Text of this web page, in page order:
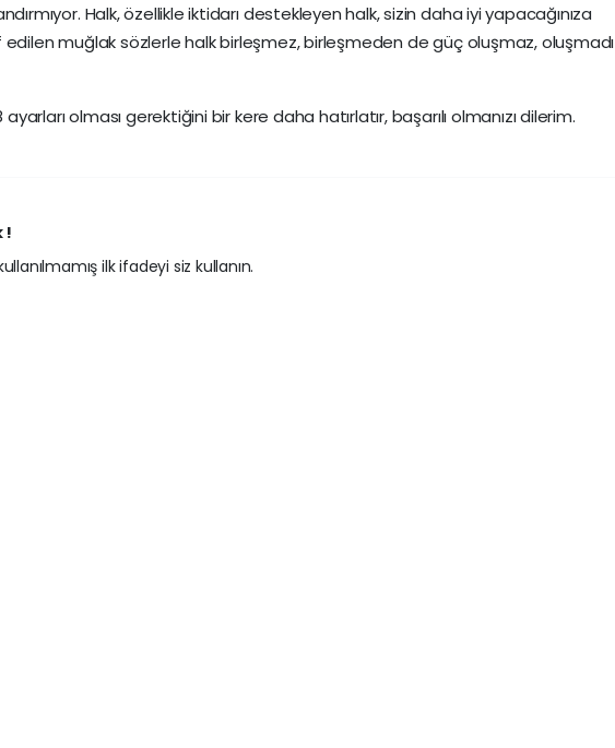
Halk, özellikle iktidarı destekleyen halk, sizin daha iyi yapacağınıza
edilen muğlak sözlerle halk birleşmez, birleşmeden de güç oluşmaz, oluşmadı
ayarları olması gerektiğini bir kere daha hatırlatır, başarılı olmanızı dilerim.
!
ilk ifadeyi siz kullanın.